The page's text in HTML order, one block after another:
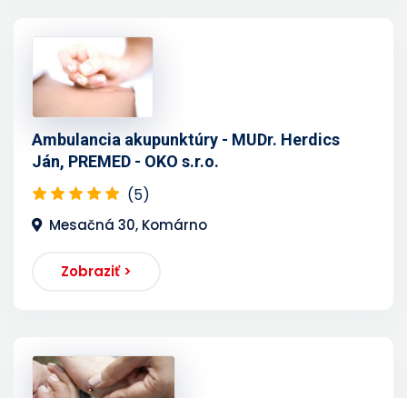
Ambulancia akupunktúry - MUDr. Herdics
Ján, PREMED - OKO s.r.o.
(5)
Mesačná 30, Komárno
Zobraziť >